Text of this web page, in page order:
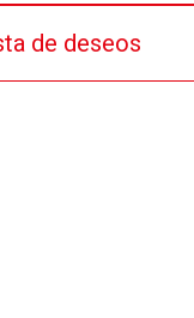
de deseos